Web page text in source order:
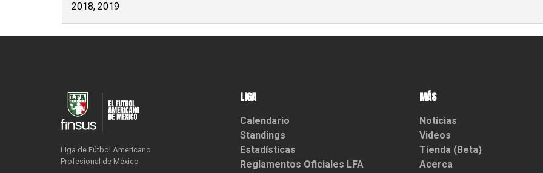
2018, 2019
Liga de Fútbol Americano
Profesional de México
LIGA
Calendario
Standings
Estadísticas
Reglamentos Oficiales LFA
MÁS
Noticias
Videos
Tienda (Beta)
Acerca